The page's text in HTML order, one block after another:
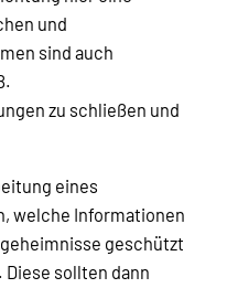
und
sind auch
zu schließen und
eines
welche Informationen
geschützt
sollten dann